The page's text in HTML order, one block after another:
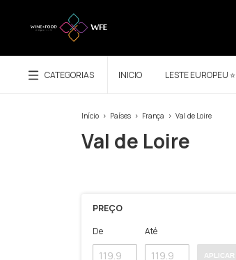
CATEGORIAS INICIO LESTE EUROPEU ⭐
Início > Países > França > Val de Loire
Val de Loire
PREÇO
De
Até
APLICAR